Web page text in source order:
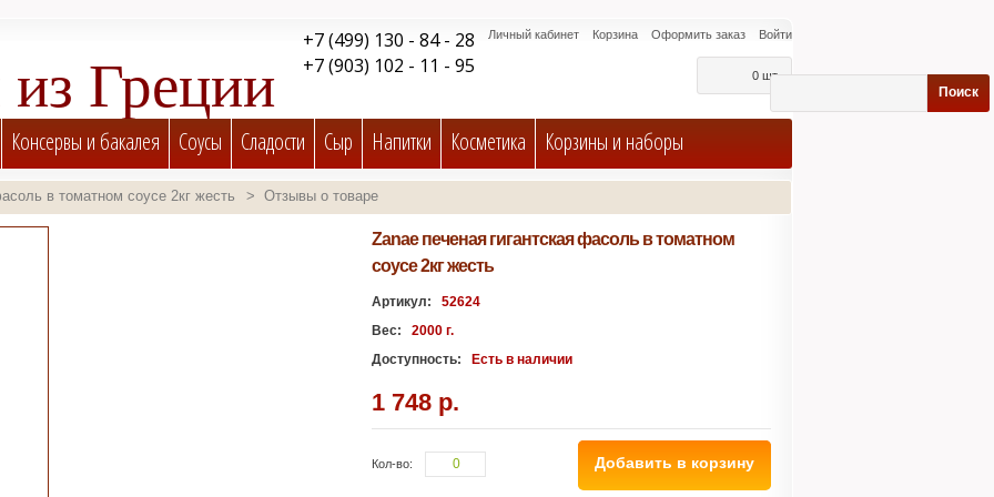
Войти
Личный кабинет Корзина Оформить заказ
0 шт.
Поиск
Греции
Lesvos Gold и Terra Nemea
+7 (499) 130 - 84 - 28
+7 (903) 102 - 11 - 95
Консервы и бакалея Соусы Cладости Сыр Напитки Косметика Корзины и наборы
в томатном соусе 2кг жесть > Отзывы о товаре
Zanae печеная гигантская фасоль в томатном
соусе 2кг жесть
Артикул:
52624
Вес:
2000 г.
Доступность:
Есть в наличии
1 748 р.
Кол-во: Добавить в корзину